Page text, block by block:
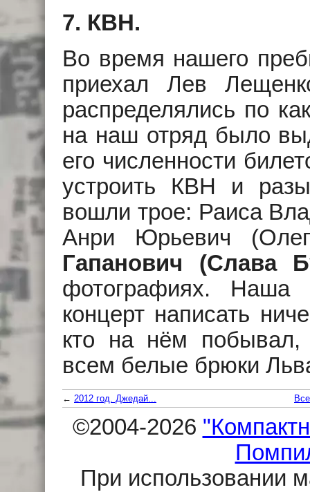
7. КВН.
Во время нашего
приехал Лев
распределялись по
на наш отряд было
его численности
устроить КВН и
вошли трое: Раиса
Анри Юрьевич
Гапанович (Слава
фотографиях. Наша
концерт написать
кто на нём побывал,
всем белые брюки
← 2012 год. Джедай...
©2004-2026
При использовании